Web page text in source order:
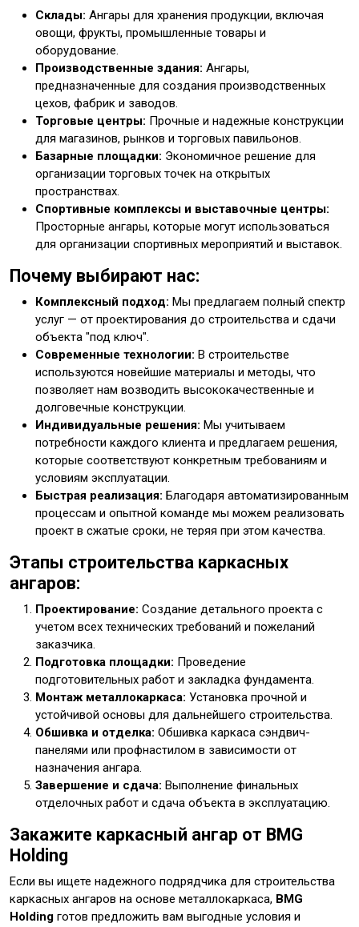
Склады: Ангары для хранения продукции, включая
овощи, фрукты, промышленные товары и
оборудование.
Производственные здания: Ангары,
предназначенные для создания производственных
цехов, фабрик и заводов.
Торговые центры: Прочные и надежные конструкции
для магазинов, рынков и торговых павильонов.
Базарные площадки: Экономичное решение для
организации торговых точек на открытых
пространствах.
Спортивные комплексы и выставочные центры:
Просторные ангары, которые могут использоваться
для организации спортивных мероприятий и выставок.
Почему выбирают нас:
Комплексный подход: Мы предлагаем полный спектр
услуг — от проектирования до строительства и сдачи
объекта "под ключ".
Современные технологии: В строительстве
используются новейшие материалы и методы, что
позволяет нам возводить высококачественные и
долговечные конструкции.
Индивидуальные решения: Мы учитываем
потребности каждого клиента и предлагаем решения,
которые соответствуют конкретным требованиям и
условиям эксплуатации.
Быстрая реализация: Благодаря автоматизированным
процессам и опытной команде мы можем реализовать
проект в сжатые сроки, не теряя при этом качества.
Этапы строительства каркасных
ангаров:
Проектирование: Создание детального проекта с
учетом всех технических требований и пожеланий
заказчика.
Подготовка площадки: Проведение
подготовительных работ и закладка фундамента.
Монтаж металлокаркаса: Установка прочной и
устойчивой основы для дальнейшего строительства.
Обшивка и отделка: Обшивка каркаса сэндвич-
панелями или профнастилом в зависимости от
назначения ангара.
Завершение и сдача: Выполнение финальных
отделочных работ и сдача объекта в эксплуатацию.
Закажите каркасный ангар от BMG
Holding
Если вы ищете надежного подрядчика для строительства
каркасных ангаров на основе металлокаркаса, BMG
Holding готов предложить вам выгодные условия и